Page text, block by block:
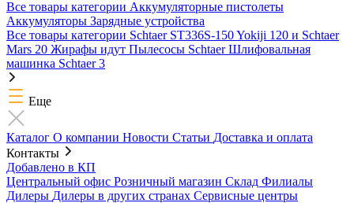
Все товары категории Аккумуляторные пистолеты
Аккумуляторы Зарядные устройства
Все товары категории Schtaer ST336S-150Yokiji 120 и Schtaer
Mars 20 Жирафы идут Пылесосы SchtaerШлифовальная
машинка Schtaer 3
Еще
Каталог О компании Новости Статьи Доставка и оплата
Контакты
Добавлено в КП
Центральный офис Розничный магазин Склад Филиалы
Дилеры Дилеры в других странах Сервисные центры